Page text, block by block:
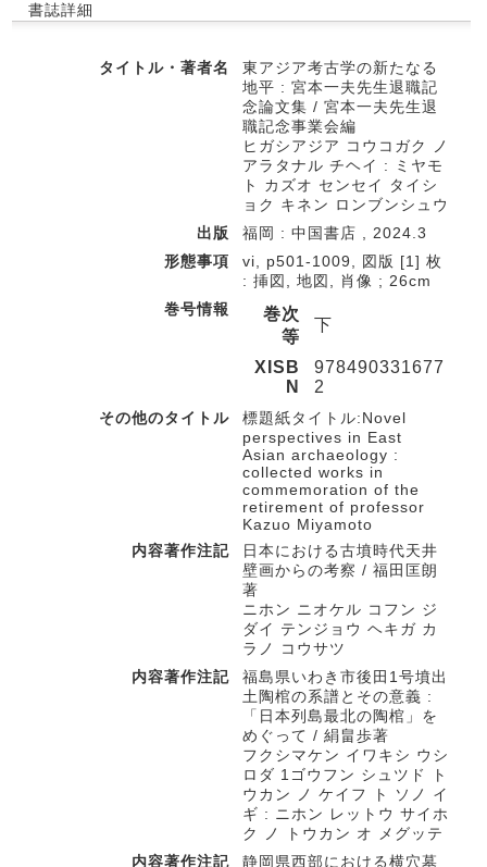
書誌詳細
タイトル・著者名
東アジア考古学の新たなる
地平 : 宮本一夫先生退職記
念論文集 / 宮本一夫先生退
職記念事業会編
ヒガシアジア コウコガク ノ
アラタナル チヘイ : ミヤモ
ト カズオ センセイ タイシ
ョク キネン ロンブンシュウ
出版
福岡 : 中国書店 , 2024.3
形態事項
vi, p501-1009, 図版 [1] 枚
: 挿図, 地図, 肖像 ; 26cm
巻号情報
巻次
等
下
XISB
N
978490331677
2
その他のタイトル
標題紙タイトル:Novel
perspectives in East
Asian archaeology :
collected works in
commemoration of the
retirement of professor
Kazuo Miyamoto
内容著作注記
日本における古墳時代天井
壁画からの考察 / 福田匡朗
著
ニホン ニオケル コフン ジ
ダイ テンジョウ ヘキガ カ
ラノ コウサツ
内容著作注記
福島県いわき市後田1号墳出
土陶棺の系譜とその意義 :
「日本列島最北の陶棺」を
めぐって / 絹畠歩著
フクシマケン イワキシ ウシ
ロダ 1ゴウフン シュツド ト
ウカン ノ ケイフ ト ソノ イ
ギ : ニホン レットウ サイホ
ク ノ トウカン オ メグッテ
内容著作注記
静岡県西部における横穴墓